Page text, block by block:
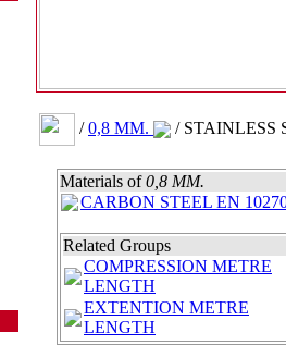
/0,8 MM. / STAINLESS
Materials of0,8 MM.
CARBON STEEL EN
Related Groups
COMPRESSION METRE
LENGTH
EXTENTION METRE
LENGTH